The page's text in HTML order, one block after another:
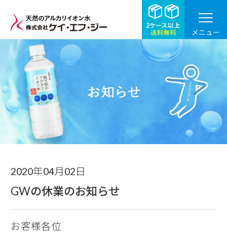
メニュー
お知らせ
2020年04月02日
GWの休業のお知らせ
お客様各位